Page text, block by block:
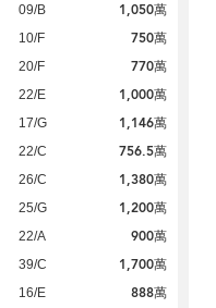
09/B 1,050萬
10/F 750萬
20/F 770萬
22/E 1,000萬
17/G 1,146萬
22/C 756.5萬
26/C 1,380萬
25/G 1,200萬
22/A 900萬
39/C 1,700萬
16/E 888萬